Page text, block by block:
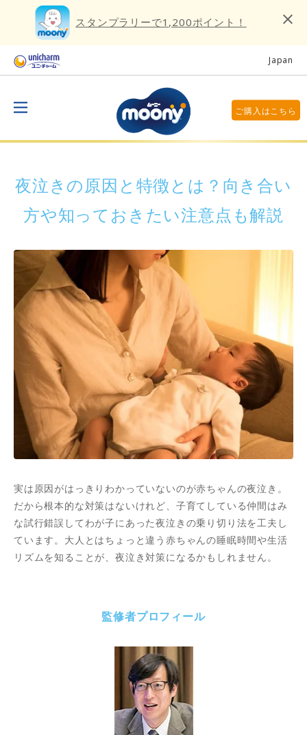
スタンプラリーで1,200ポイント！
Japan
ご購入はこちら
夜泣きの原因と特徴とは？向き合い
方や知っておきたい注意点も解説
実は原因がはっきりわかっていないのが赤ちゃんの夜泣き。
だから根本的な対策はないけれど、子育てしている仲間はみ
な試行錯誤してわが子にあった夜泣きの乗り切り法を工夫し
ています。大人とはちょっと違う赤ちゃんの睡眠時間や生活
リズムを知ることが、夜泣き対策になるかもしれません。
監修者プロフィール